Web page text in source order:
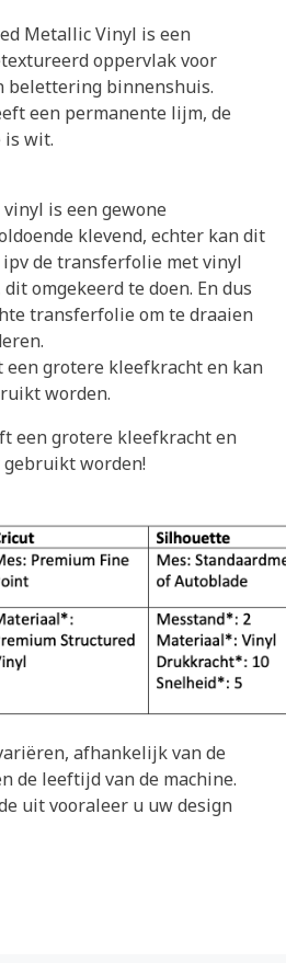
Metallic Vinyl is een
oppervlak voor
belettering binnenshuis.
een permanente lijm, de
is wit.
is een gewone
klevend, echter kan dit
de transferfolie met vinyl
omgekeerd te doen. En dus
transferfolie om te draaien
grotere kleefkracht en kan
worden.
een grotere kleefkracht en
worden!
afhankelijk van de
de leeftijd van de machine.
uit vooraleer u uw design